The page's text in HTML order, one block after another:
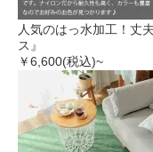
人気のはっ水加工！丈
ス』
￥6,600(税込)~